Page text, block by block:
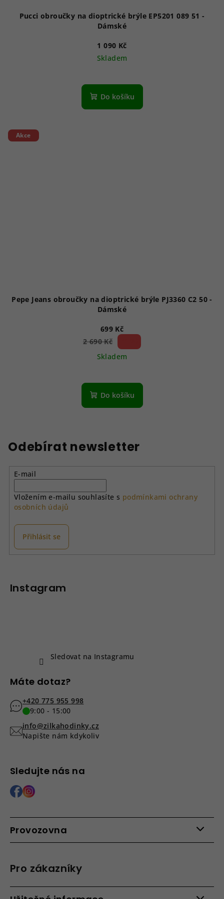
Pucci obroučky na dioptrické brýle EP5201 089 51 -
Dámské
1 090 Kč
Skladem
Do košíku
Akce
Pepe Jeans obroučky na dioptrické brýle PJ3360 C2 50 -
Dámské
699 Kč
2 690 Kč
Skladem
Do košíku
Odebírat newsletter
E-mail
Vložením e-mailu souhlasíte s podmínkami ochrany
osobních údajů
Přihlásit se
Pro zákazníky
Instagram
Sledovat na Instagramu
Máte dotaz?
+420 775 955 998
9:00 - 15:00
info@zilkahodinky.cz
Napište nám kdykoliv
Sledujte nás na
Provozovna
Roháčova 639, 390 02 Tábor